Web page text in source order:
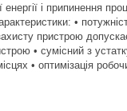
енергії і припинення
•
пристрою
• сумісний з
• оптимізація